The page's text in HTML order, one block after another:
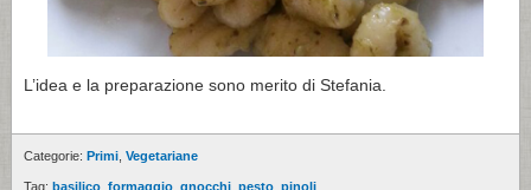
L’idea e la preparazione sono merito di Stefania.
Categorie: Primi Vegetariane
Tag: basilico formaggio gnocchi pesto pinoli